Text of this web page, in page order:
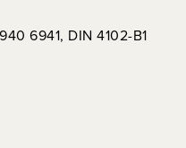
6941, DIN 4102-B1